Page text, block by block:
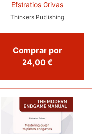
Efstratios Grivas
Thinkers Publishing
Comprar por
24,00 €